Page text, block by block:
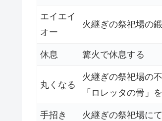
エイエイ
オー
火継ぎの祭祀場の
休息 篝火で休息する
丸くなる
火継ぎの祭祀場の
「ロレッタの骨」
手招き 火継ぎの祭祀場に